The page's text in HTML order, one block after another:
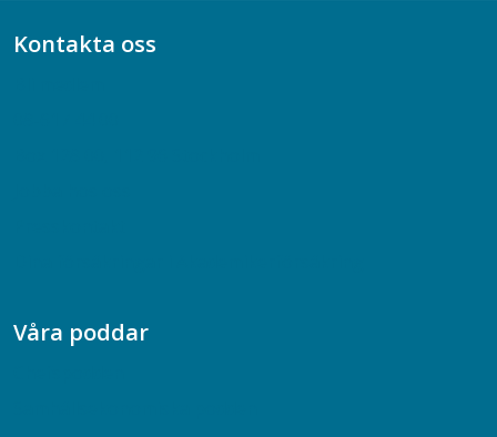
Kontakta oss
Våra poddar